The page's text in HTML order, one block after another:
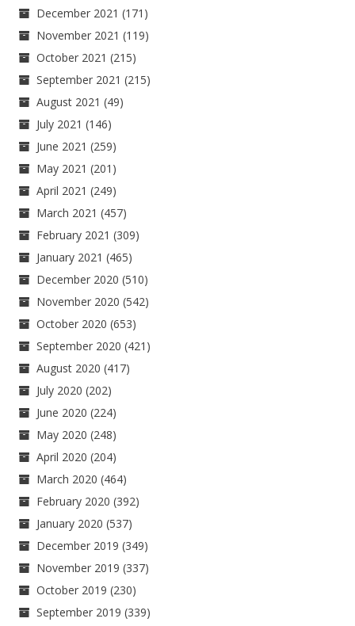
December 2021 (171)
November 2021 (119)
October 2021 (215)
September 2021 (215)
August 2021 (49)
July 2021 (146)
June 2021 (259)
May 2021 (201)
April 2021 (249)
March 2021 (457)
February 2021 (309)
January 2021 (465)
December 2020 (510)
November 2020 (542)
October 2020 (653)
September 2020 (421)
August 2020 (417)
July 2020 (202)
June 2020 (224)
May 2020 (248)
April 2020 (204)
March 2020 (464)
February 2020 (392)
January 2020 (537)
December 2019 (349)
November 2019 (337)
October 2019 (230)
September 2019 (339)